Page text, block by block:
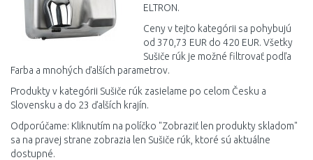
ELTRON.
Ceny v tejto kategórii sa pohybujú
od 370,73 EUR do 420 EUR. Všetky
Sušiče rúk je možné filtrovať podľa
Farba a mnohých ďalších parametrov.
Produkty v kategórii Sušiče rúk zasielame po celom Česku a
Slovensku a do 23 ďalších krajín.
Odporúčame: Kliknutím na políčko "Zobraziť len produkty skladom"
sa na pravej strane zobrazia len Sušiče rúk, ktoré sú aktuálne
dostupné.